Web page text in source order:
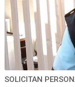
SOLICITAN